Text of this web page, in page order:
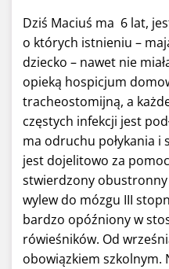
Dziś Maciuś ma 6 lat,
o których istnieniu –
dziecko – nawet nie
opieką hospicjum
tracheostomijną, a
częstych infekcji jest
ma odruchu połykania i
jest dojelitowo za
stwierdzony obustronny
wylew do mózgu III
bardzo opóźniony w
rówieśników. Od
obowiązkiem szkolnym.